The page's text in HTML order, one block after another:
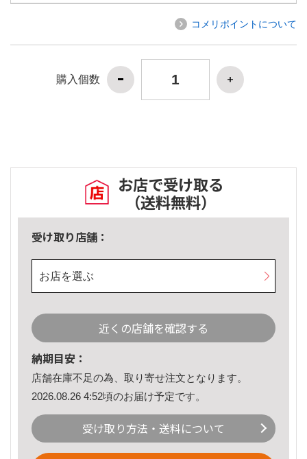
コメリポイントについて
購入個数
お店で受け取る
（送料無料）
受け取り店舗：
お店を選ぶ
近くの店舗を確認する
納期目安：
店舗在庫不足の為、取り寄せ注文となります。
2026.08.26 4:52頃のお届け予定です。
受け取り方法・送料について